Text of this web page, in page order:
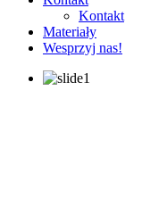
Kontakt
Materiały
Wesprzyj nas!